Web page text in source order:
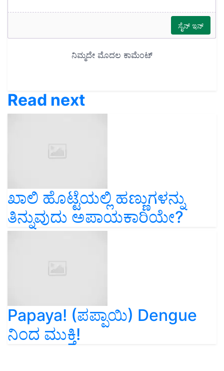
Read next
ಖಾಲಿ ಹೊಟ್ಟೆಯಲ್ಲಿ ಹಣ್ಣುಗಳನ್ನು
ತಿನ್ನುವುದು ಅಪಾಯಕಾರಿಯೇ?
Papaya! (ಪಪ್ಪಾಯಿ) Dengue
ನಿಂದ ಮುಕ್ತಿ!